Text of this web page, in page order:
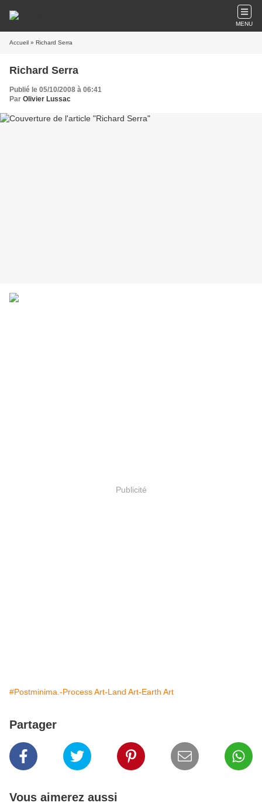
MENU
Accueil » Richard Serra
Richard Serra
Publié le 05/10/2008 à 06:41
Par Olivier Lussac
Publicité
#Postminima.-Process Art-Land Art-Earth Art
Partager
Vous aimerez aussi